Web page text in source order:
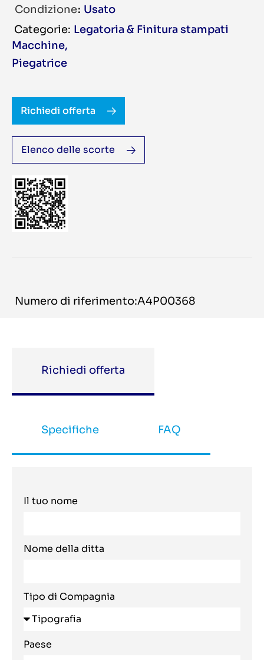
Condizione Usato
Legatoria & Finitura stampati
Macchine
,
Piegatrice
Richiedi offerta
Elenco delle scorte
Numero di riferimento:A4P00368
Richiedi offerta
Specifiche FAQ
Il tuo nome
Nome della ditta
Tipo di Compagnia
Paese